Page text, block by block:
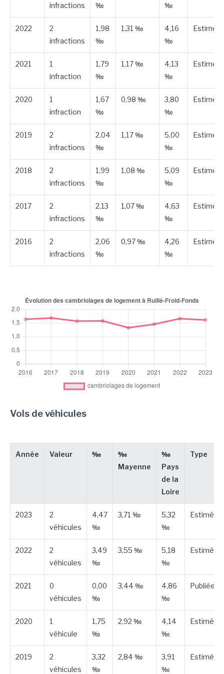
infractions
‰
‰
2022
2
infractions
1,98
‰
1,31 ‰
4,16
‰
Estimée
2021
1
infraction
1,79
‰
1,17 ‰
4,13
‰
Estimée
2020
1
infraction
1,67
‰
0,98 ‰
3,80
‰
Estimée
2019
2
infractions
2,04
‰
1,17 ‰
5,00
‰
Estimée
2018
2
infractions
1,99
‰
1,08 ‰
5,09
‰
Estimée
2017
2
infractions
2,13
‰
1,07 ‰
4,63
‰
Estimée
2016
2
infractions
2,06
‰
0,97 ‰
4,26
‰
Estimée
Vols de véhicules
Année Valeur ‰
‰
Mayenne
‰
Pays
de la
Loire
Type
2023
2
véhicules
4,47
‰
3,71 ‰
5,32
‰
Estimée
2022
2
véhicules
3,49
‰
3,55 ‰
5,18
‰
Estimée
2021
0
véhicules
0,00
‰
3,44 ‰
4,86
‰
Publiée
2020
1
véhicule
1,75
‰
2,92 ‰
4,14
‰
Estimée
2019
2
véhicules
3,32
‰
2,84 ‰
3,91
‰
Estimée